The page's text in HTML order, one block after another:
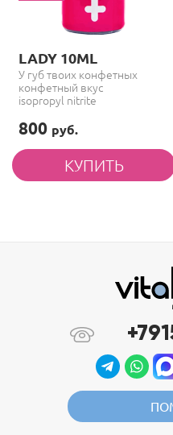
LADY 10ML
У губ твоих конфетных
конфетный вкус
isopropyl nitrite
800 руб.